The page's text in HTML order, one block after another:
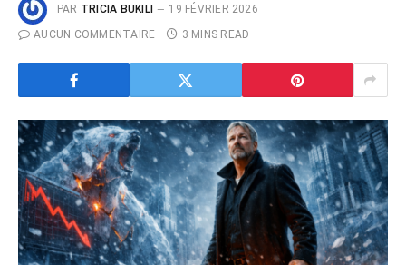
PAR TRICIA BUKILI
19 FÉVRIER 2026
AUCUN COMMENTAIRE
3 MINS READ